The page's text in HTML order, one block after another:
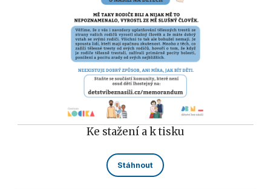
Ke stažení a k tisku
Stáhnout